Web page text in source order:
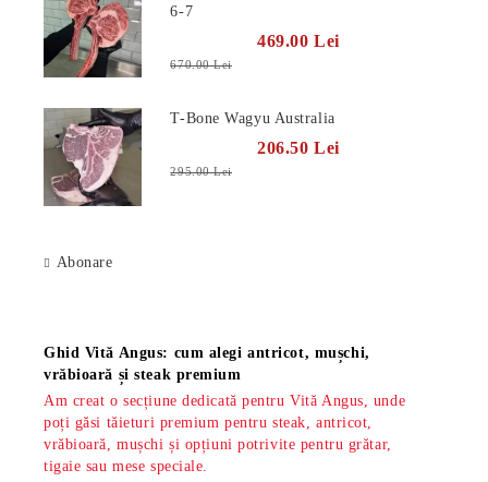
6-7
469.00 Lei
670.00 Lei
T-Bone Wagyu Australia
206.50 Lei
295.00 Lei
Abonare
Ghid Vită Angus: cum alegi antricot, mușchi,
vrăbioară și steak premium
Am creat o secțiune dedicată pentru Vită Angus, unde
poți găsi tăieturi premium pentru steak, antricot,
vrăbioară, mușchi și opțiuni potrivite pentru grătar,
tigaie sau mese speciale.